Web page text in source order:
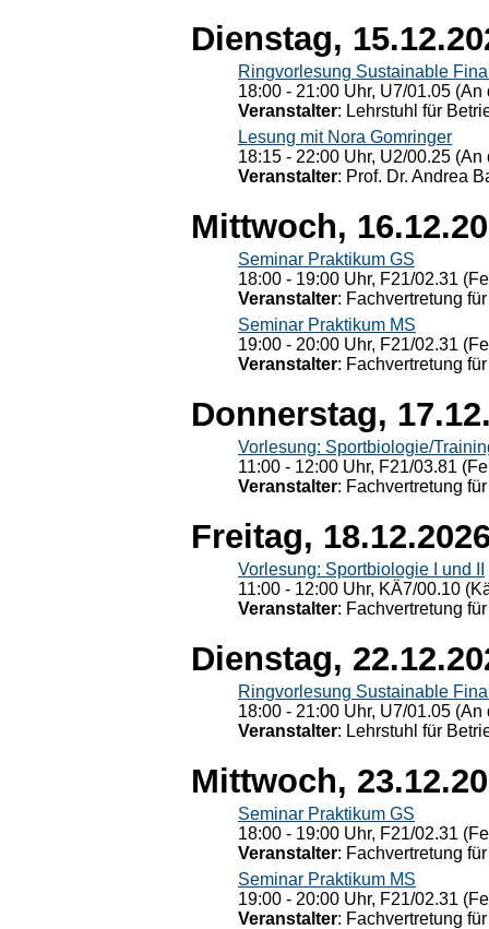
Dienstag,
Ringvorlesung Sustainable
18:00 - 21:00 Uhr, U7/01.05
Veranstalter: Lehrstuhl für
Lesung mit Nora Gomringer
18:15 - 22:00 Uhr, U2/00.25
Veranstalter: Prof. Dr. Andrea
Mittwoch,
Seminar Praktikum GS
18:00 - 19:00 Uhr, F21/02.31
Veranstalter: Fachvertretung
Seminar Praktikum MS
19:00 - 20:00 Uhr, F21/02.31
Veranstalter: Fachvertretung
Donnerstag,
Vorlesung: Sportbiologie/
11:00 - 12:00 Uhr, F21/03.81
Veranstalter: Fachvertretung
Freitag,
Vorlesung: Sportbiologie I und II
11:00 - 12:00 Uhr, KÄ7/00.10
Veranstalter: Fachvertretung
Dienstag,
Ringvorlesung Sustainable
18:00 - 21:00 Uhr, U7/01.05
Veranstalter: Lehrstuhl für
Mittwoch,
Seminar Praktikum GS
18:00 - 19:00 Uhr, F21/02.31
Veranstalter: Fachvertretung
Seminar Praktikum MS
19:00 - 20:00 Uhr, F21/02.31
Veranstalter: Fachvertretung